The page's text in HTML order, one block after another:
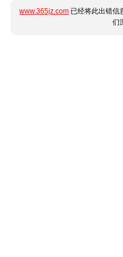
www.365jz.com 已经将此出错信
们